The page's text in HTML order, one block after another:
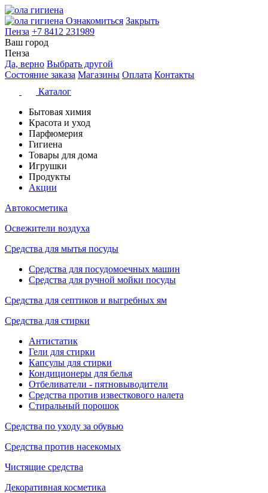
Ознакомиться Закрыть
Пенза +7 8412 231989
Ваш город
Пенза
Да, верно Выбрать другой
Состояние заказа Магазины Оплата Контакты
Каталог
Бытовая химия
Красота и уход
Парфюмерия
Гигиена
Товары для дома
Игрушки
Продукты
Акции
Автокосметика
Освежители воздуха
Средства для мытья посуды
Средства для посудомоечных машин
Средства для ручной мойки посуды
Средства для септиков и выгребных ям
Средства для стирки
Антистатик
Гели для стирки
Капсулы для стирки
Кондиционеры для белья
Отбеливатели - пятновыводители
Средства против известкового налета
Стиральный порошок
Средства по уходу за обувью
Средства против насекомых
Чистящие средства
Декоративная косметика